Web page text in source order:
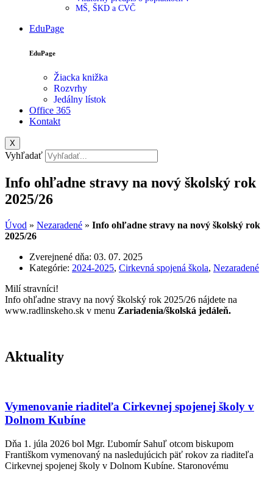
MŠ, ŠKD a CVČ
EduPage
EduPage
Žiacka knižka
Rozvrhy
Jedálny lístok
Office 365
Kontakt
X
Vyhľadať
Info ohľadne stravy na nový školský rok
2025/26
Úvod » Nezaradené » Info ohľadne stravy na nový školský rok
2025/26
Zverejnené dňa: 03. 07. 2025
Kategórie: 2024-2025, Cirkevná spojená škola, Nezaradené
Milí stravníci!
Info ohľadne stravy na nový školský rok 2025/26 nájdete na
www.radlinskeho.sk v menu Zariadenia/školská jedáleň.
Aktuality
Vymenovanie riaditeľa Cirkevnej spojenej školy v
Dolnom Kubíne
Dňa 1. júla 2026 bol Mgr. Ľubomír Sahuľ otcom biskupom
Františkom vymenovaný na nasledujúcich päť rokov za riaditeľa
Cirkevnej spojenej školy v Dolnom Kubíne. Staronovému